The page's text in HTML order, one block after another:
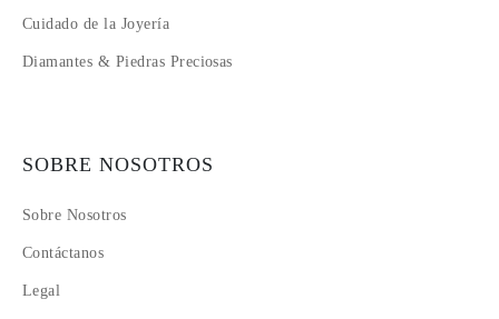
Cuidado de la Joyería
Diamantes & Piedras Preciosas
SOBRE NOSOTROS
Sobre Nosotros
Contáctanos
Legal